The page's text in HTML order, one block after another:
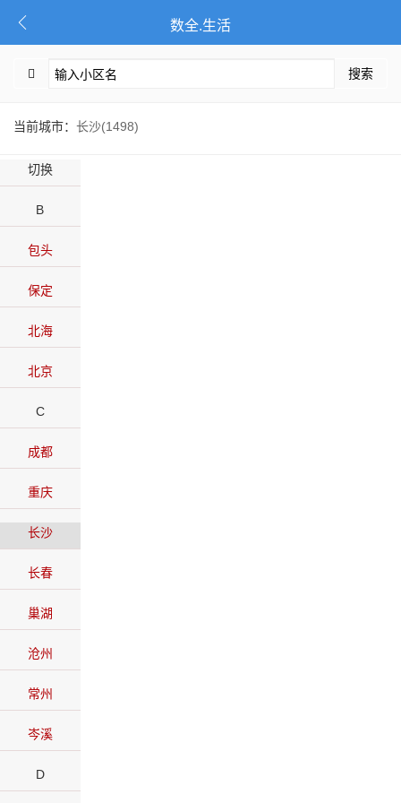
数全.生活
搜索
当前城市： 长沙(1498)
切换
B
包头
保定
北海
北京
C
成都
重庆
长沙
长春
巢湖
沧州
常州
岑溪
D